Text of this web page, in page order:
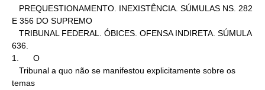
E 356 DO SUPREMO
636.
1.      O
temas